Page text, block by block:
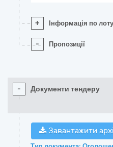
+ Інформація по лоту
- Пропозиції
- Документи тендеру
Завантажити